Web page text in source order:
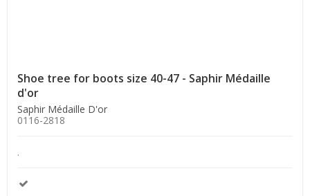
Shoe tree for boots size 40-47 - Saphir Médaille
d'or
Saphir Médaille D'or
0116-2818
.